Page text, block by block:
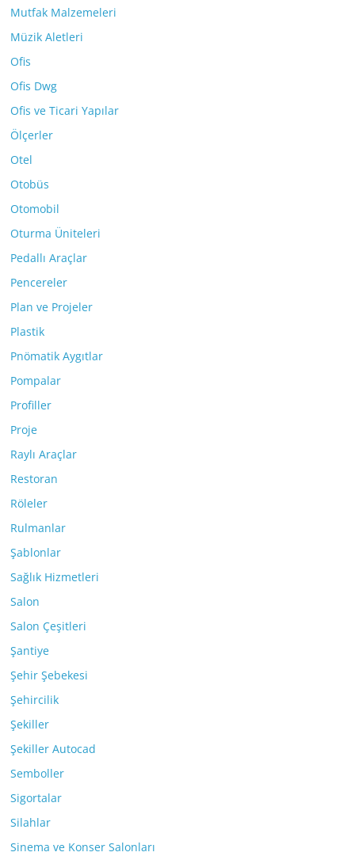
Mutfak Malzemeleri
Müzik Aletleri
Ofis
Ofis Dwg
Ofis ve Ticari Yapılar
Ölçerler
Otel
Otobüs
Otomobil
Oturma Üniteleri
Pedallı Araçlar
Pencereler
Plan ve Projeler
Plastik
Pnömatik Aygıtlar
Pompalar
Profiller
Proje
Raylı Araçlar
Restoran
Röleler
Rulmanlar
Şablonlar
Sağlık Hizmetleri
Salon
Salon Çeşitleri
Şantiye
Şehir Şebekesi
Şehircilik
Şekiller
Şekiller Autocad
Semboller
Sigortalar
Silahlar
Sinema ve Konser Salonları